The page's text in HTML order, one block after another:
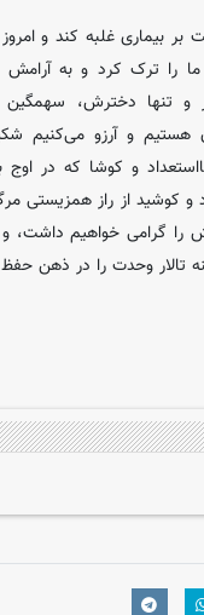
بر بیماری غلبه کند و
ما را ترک کرد و به
و تنها دخترش،
هستیم و آرزو می‌کنیم
و کوشا که در اوج
و کوشید از راز همزیستی
را گرامی خواهیم داشت،